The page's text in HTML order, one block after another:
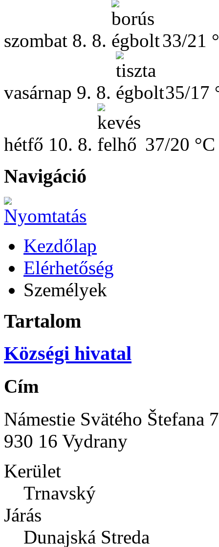
szombat 8. 8. 33/21
vasárnap 9. 8. 35/17
hétfő 10. 8. 37/20 °C
Navigáció
Kezdőlap
Elérhetőség
Személyek
Tartalom
Községi hivatal
Cím
Námestie Svätého Štefana
930 16 Vydrany
Kerület
Trnavský
Járás
Dunajská Streda